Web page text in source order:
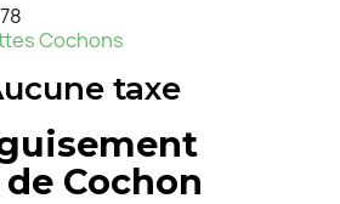
Cochons
taxe
Cochon